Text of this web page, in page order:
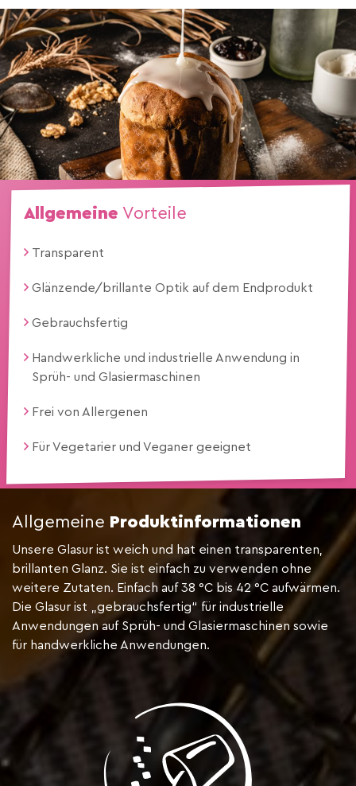
Allgemeine Vorteile
Transparent
Glänzende/brillante Optik auf dem Endprodukt
Gebrauchsfertig
Handwerkliche und industrielle Anwendung in
Sprüh- und Glasiermaschinen
Frei von Allergenen
Für Vegetarier und Veganer geeignet
Allgemeine Produktinformationen
Unsere Glasur ist weich und hat einen transparenten,
brillanten Glanz. Sie ist einfach zu verwenden ohne
weitere Zutaten. Einfach auf 38 °C bis 42 °C aufwärmen.
Die Glasur ist „gebrauchsfertig“ für industrielle
Anwendungen auf Sprüh- und Glasiermaschinen sowie
für handwerkliche Anwendungen.